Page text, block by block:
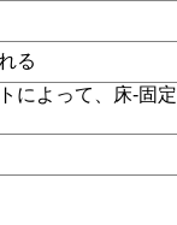
る
によって、床-固定